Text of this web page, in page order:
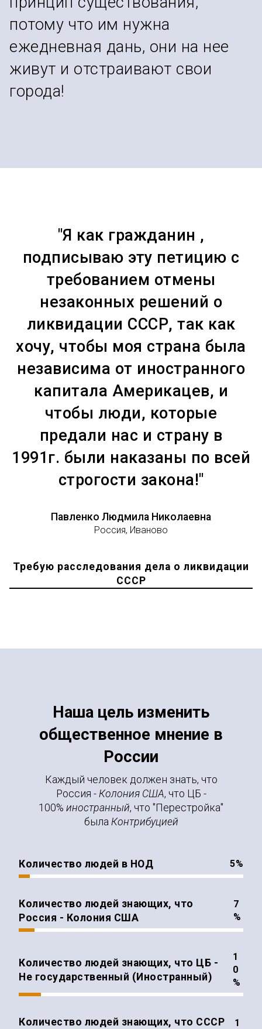
потому что им нужна
ежедневная дань, они на нее
живут и отстраивают свои
города!
"Я как гражданин ,
подписываю эту петицию с
требованием отмены
незаконных решений о
ликвидации СССР, так как
хочу, чтобы моя страна была
независима от иностранного
капитала Америкацев, и
чтобы люди, которые
предали нас и страну в
1991г. были наказаны по всей
строгости закона!"
Павленко Людмила Николаевна
Россия, Иваново
Требую расследования дела о ликвидации
СССР
Наша цель изменить
общественное мнение в
России
Каждый человек должен знать, что
Россия - Колония США, что ЦБ -
100% иностранный, что "Перестройка"
была Контрибуцией
Количество людей в НОД %
Количество людей знающих, что
Россия - Колония США
%
Количество людей знающих, что ЦБ -
Не государственный (Иностранный)
%
Количество людей знающих, что СССР